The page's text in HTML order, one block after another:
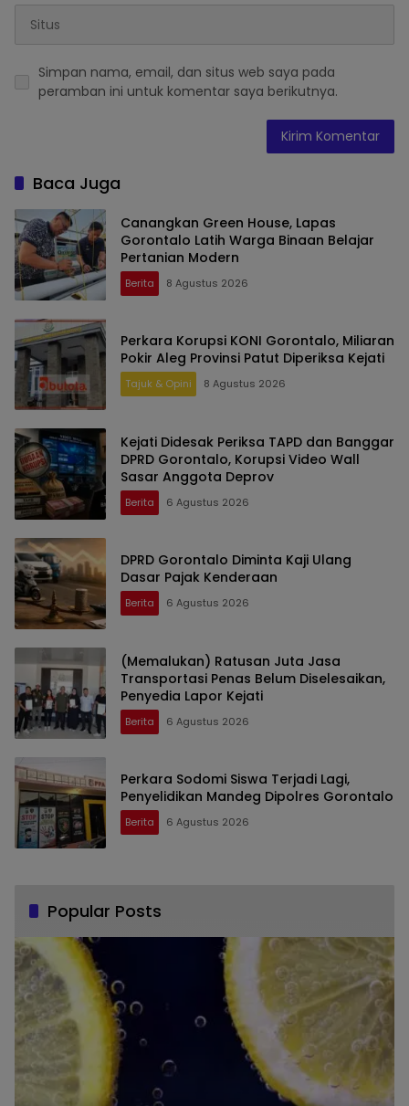
Simpan nama, email, dan situs web saya pada
peramban ini untuk komentar saya berikutnya.
Baca Juga
Canangkan Green House, Lapas
Gorontalo Latih Warga Binaan Belajar
Pertanian Modern
Berita 8 Agustus 2026
Perkara Korupsi KONI Gorontalo, Miliaran
Pokir Aleg Provinsi Patut Diperiksa Kejati
Tajuk & Opini 8 Agustus 2026
Kejati Didesak Periksa TAPD dan Banggar
DPRD Gorontalo, Korupsi Video Wall
Sasar Anggota Deprov
Berita 6 Agustus 2026
DPRD Gorontalo Diminta Kaji Ulang
Dasar Pajak Kenderaan
Berita 6 Agustus 2026
(Memalukan) Ratusan Juta Jasa
Transportasi Penas Belum Diselesaikan,
Penyedia Lapor Kejati
Berita 6 Agustus 2026
Perkara Sodomi Siswa Terjadi Lagi,
Penyelidikan Mandeg Dipolres Gorontalo
Berita 6 Agustus 2026
Popular Posts